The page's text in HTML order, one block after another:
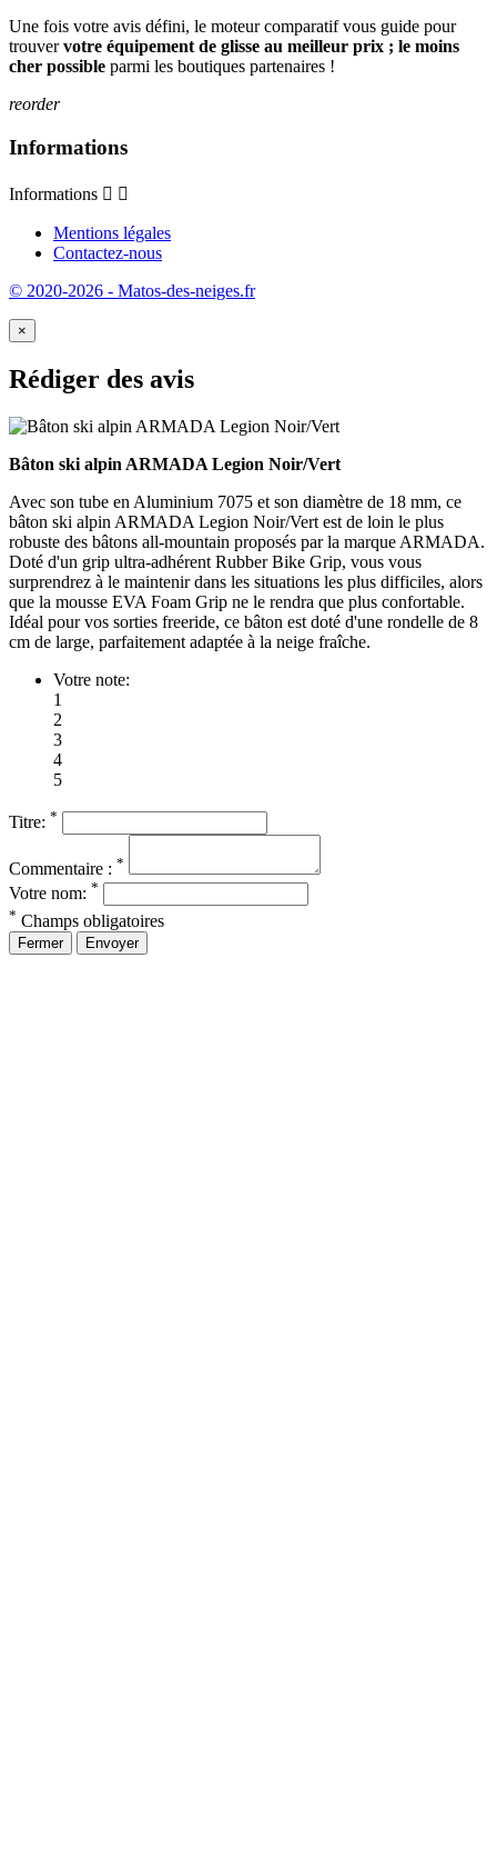
Une fois votre avis défini, le moteur comparatif vous guide pour
trouvervotre équipement de glisse au meilleur prix ; le moins
cher possible parmi les boutiques partenaires !
reorder
Informations
Informations  
Mentions légales
Contactez-nous
© 2020-2026 - Matos-des-neiges.fr
×
Rédiger des avis
Bâton ski alpin ARMADA Legion Noir/Vert
Avec son tube en Aluminium 7075 et son diamètre de 18 mm, ce
bâton ski alpin ARMADA Legion Noir/Vert est de loin le plus
robuste des bâtons all-mountain proposés par la marque ARMADA.
Doté d'un grip ultra-adhérent Rubber Bike Grip, vous vous
surprendrez à le maintenir dans les situations les plus difficiles, alors
que la mousse EVA Foam Grip ne le rendra que plus confortable.
Idéal pour vos sorties freeride, ce bâton est doté d'une rondelle de 8
cm de large, parfaitement adaptée à la neige fraîche.
Votre note:
1
2
3
4
5
Titre: *
Commentaire : *
Votre nom: *
* Champs obligatoires
Fermer Envoyer